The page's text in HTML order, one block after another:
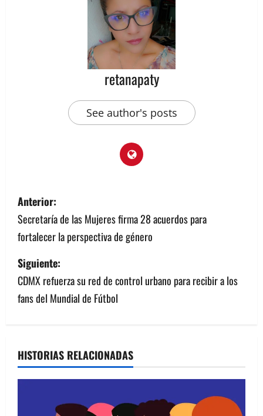
retanapaty
See author's posts
N
a
v
e
g
i
Anterior:
Secretaría de las Mujeres firma 28 acuerdos para
fortalecer la perspectiva de género
Siguiente:
CDMX refuerza su red de control urbano para recibir a los
fans del Mundial de Fútbol
HISTORIAS RELACIONADAS